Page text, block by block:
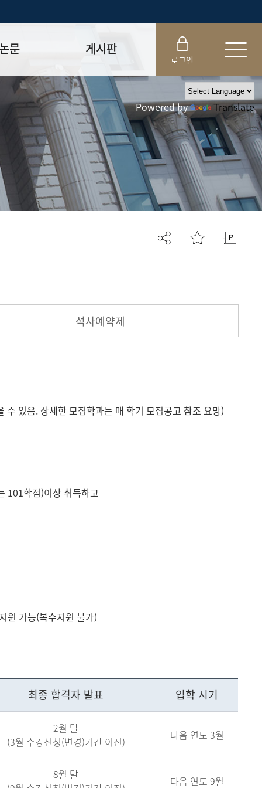
논문
출 절차/자격
및 템플릿
안심사
육 이수 안내
원회 규정
서
게시판
공지사항
자료실
FAQ
취업·모집 관련 공지
특강·프로그램 관련 공지
대학원생권리장전
대학원 총학생회
외국인 유학생 비자(VISA)
로그인
Powered by Translate
석사예약제
있음. 상세한 모집학과는 매 학기 모집공고 참조 요망)
101학점)이상 취득하고
원 가능(복수지원 불가)
최종 합격자 발표 입학 시기
2월 말
(3월 수강신청(변경)기간 이전)
다음 연도 3월
8월 말
다음 연도 9월